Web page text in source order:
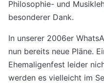
Philosophie- und
besonderer Dank.
In unserer 2006er
nun bereits neue Pläne.
Ehemaligenfest leider
werden es vielleicht im